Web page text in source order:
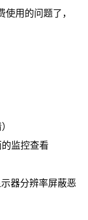
用的问题了，
监控查看
器分辨率屏蔽恶